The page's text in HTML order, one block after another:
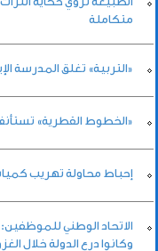
متكاملة
«التربية» تغلق المدرسة
«الخطوط القطرية» تستأنف
إحباط محاولة تهريب
الاتحاد الوطني
وكانوا درع الدولة خلال